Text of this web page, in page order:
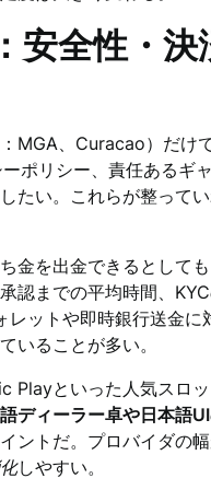
安全性・決
MGA、Curacao）だけ
ポリシー、責任あるギ
たい。これらが整ってい
金を出金できるとして
認までの平均時間、
ットや即時銀行送金に
いることが多い。
Playといった人気スロ
ディーラー卓や日本語UI
ントだ。プロバイダの
しやすい。